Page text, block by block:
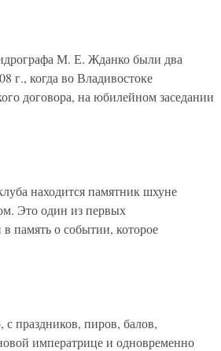
М. Е. Жданко были два
г., когда во Владивостоке
договора, на юбилейном заседании
находится памятник шхуне
Это один из первых
память о событии, которое
праздников, пиров, балов,
императрице и одновременно